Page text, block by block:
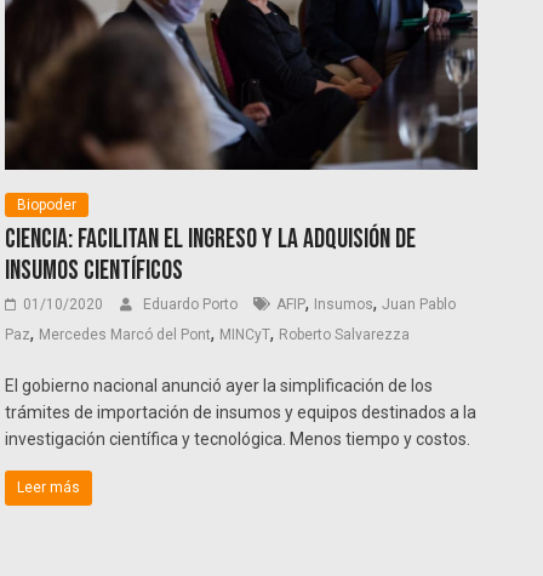
Biopoder
Ciencia: facilitan el ingreso y la adquisión de
insumos científicos
01/10/2020 Eduardo Porto AFIP, Insumos,Juan Pablo
Paz, Mercedes Marcó del Pont, MINCyT, Roberto Salvarezza
El gobierno nacional anunció ayer la simplificación de los
trámites de importación de insumos y equipos destinados a la
investigación científica y tecnológica. Menos tiempo y costos.
Leer más